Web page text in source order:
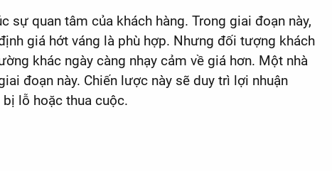
quan tâm của khách hàng. Trong giai đoạn này,
giá hớt váng là phù hợp. Nhưng đối tượng khách
khác ngày càng nhạy cảm về giá hơn. Một nhà
đoạn này. Chiến lược này sẽ duy trì lợi nhuận
lỗ hoặc thua cuộc.